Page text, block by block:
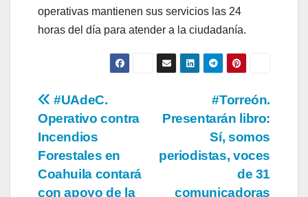
operativas mantienen sus servicios las 24
horas del día para atender a la ciudadanía.
Navegación
de
entradas
#Torreón.
Presentarán libro:
Sí, somos
periodistas, voces
de 31
comunicadoras
#UAdeC.
Operativo contra
Incendios
Forestales en
Coahuila contará
con apoyo de la